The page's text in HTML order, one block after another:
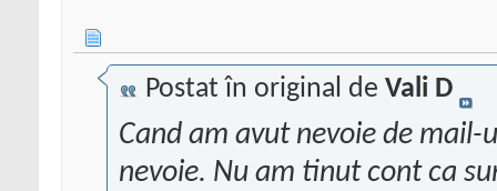
Postat în original de Vali D
Cand am avut nevoie de
nevoie. Nu am tinut cont ca